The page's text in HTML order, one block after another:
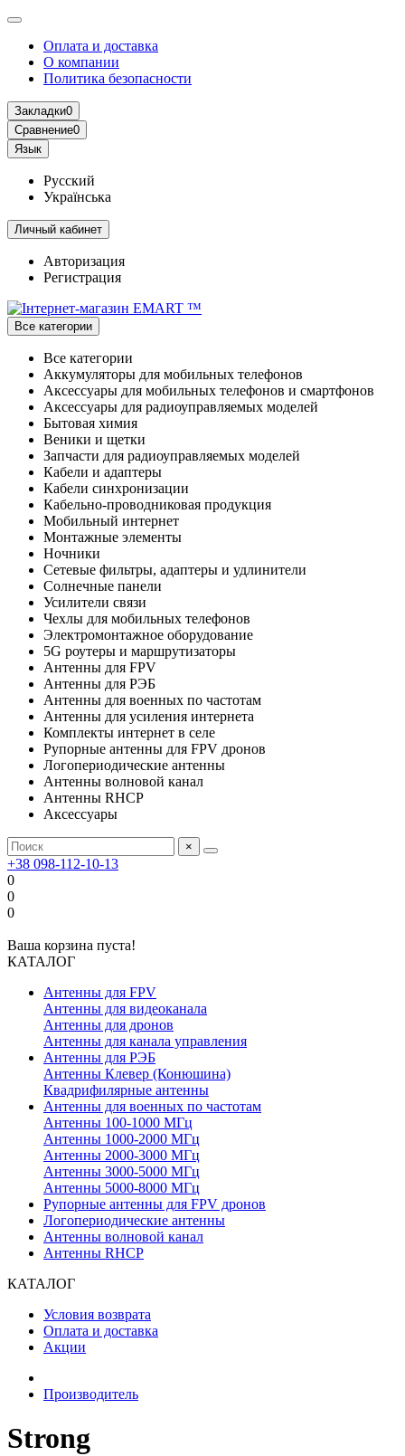
Оплата и доставка
О компании
Политика безопасности
Закладки0
Сравнение0
Язык
Русский
Українська
Личный кабинет
Авторизация
Регистрация
Все категории
Все категории
Аккумуляторы для мобильных телефонов
Аксессуары для мобильных телефонов и смартфонов
Аксессуары для радиоуправляемых моделей
Бытовая химия
Веники и щетки
Запчасти для радиоуправляемых моделей
Кабели и адаптеры
Кабели синхронизации
Кабельно-проводниковая продукция
Мобильный интернет
Монтажные элементы
Ночники
Сетевые фильтры, адаптеры и удлинители
Солнечные панели
Усилители связи
Чехлы для мобильных телефонов
Электромонтажное оборудование
5G роутеры и маршрутизаторы
Антенны для FPV
Антенны для РЭБ
Антенны для военных по частотам
Антенны для усиления интернета
Комплекты интернет в селе
Рупорные антенны для FPV дронов
Логопериодические антенны
Антенны волновой канал
Антенны RHCP
Аксессуары
×
+38 098-112-10-13
0
0
0
Ваша корзина пуста!
КАТАЛОГ
Антенны для FPV
Антенны для видеоканала
Антенны для дронов
Антенны для канала управления
Антенны для РЭБ
Антенны Клевер (Конюшина)
Квадрифилярные антенны
Антенны для военных по частотам
Антенны 100-1000 МГц
Антенны 1000-2000 МГц
Антенны 2000-3000 МГц
Антенны 3000-5000 МГц
Антенны 5000-8000 МГц
Рупорные антенны для FPV дронов
Логопериодические антенны
Антенны волновой канал
Антенны RHCP
КАТАЛОГ
Условия возврата
Оплата и доставка
Акции
Производитель
Strong